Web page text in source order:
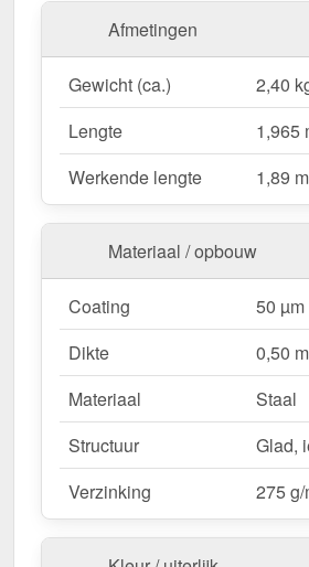
mm
van 1,965 mkunt u deze
Koperbruin (RAL 8004)
blijft
permanent beschermd tegen
Waarom Ronde nok klein | 1,965
Hoogwaardig Staal–
kernsterkte.
Effectieve bescherming
– Beschermt de nok tegen
Robuuste coating– 50 µm
langdurige bescherming.Meer
Eenvoudige montage
– Snel
dankzij directe
Vaste lengtes
– 1,965 m,
vermindert afval.
Ideaal voor de volgende
Afmetingen
Gewicht (ca.)
2,40
Lengte
1,965
Werkende lengte
1,89 m
Materiaal / opbouw
Coating
50
Dikte
0,50
Materiaal
Staal
Structuur
Glad,
Verzinking
275 g/